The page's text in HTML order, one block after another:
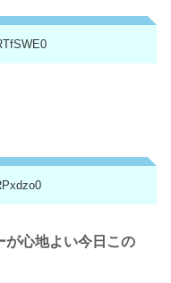
が心地よい今日この